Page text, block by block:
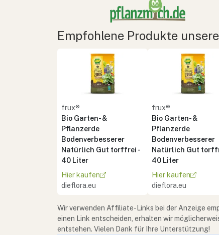
Empfohlene Produkte
frux®
Bio Garten- &
Pflanzerde
Bodenverbesserer
Natürlich Gut torffrei -
40 Liter
Hier kaufen
dieflora.eu
frux®
Bio Garten- &
Pflanzerde
Bodenverbesserer
Natürlich Gut
40 Liter
Hier kaufen
dieflora.eu
Wir verwenden Affiliate-Links bei der Anzeige
einen Link entscheiden, erhalten wir
entstehen. Vielen Dank für Ihre Unterstützung!